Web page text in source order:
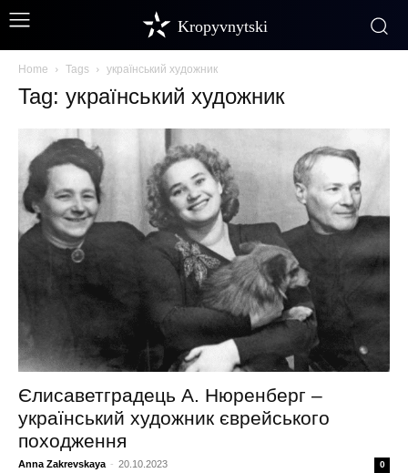
Kropyvnytski
Home Tags український художник
Tag: український художник
Єлисаветградець А. Нюренберг –
український художник єврейського
походження
Anna Zakrevskaya - 20.10.2023 0